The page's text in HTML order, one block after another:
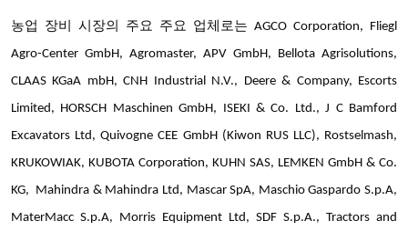
농업 장비 시장의 주요 주요 업체로는 AGCO Corporation, Fliegl
Agro-Center GmbH, Agromaster, APV GmbH, Bellota Agrisolutions,
CLAAS KGaA mbH, CNH Industrial N.V., Deere & Company, Escorts
Limited, HORSCH Maschinen GmbH, ISEKI & Co. Ltd., J C Bamford
Excavators Ltd, Quivogne CEE GmbH (Kiwon RUS LLC), Rostselmash,
KRUKOWIAK, KUBOTA Corporation, KUHN SAS, LEMKEN GmbH & Co.
KG, Mahindra & Mahindra Ltd, Mascar SpA, Maschio Gaspardo S.p.A,
MaterMacc S.p.A, Morris Equipment Ltd, SDF S.p.A., Tractors and